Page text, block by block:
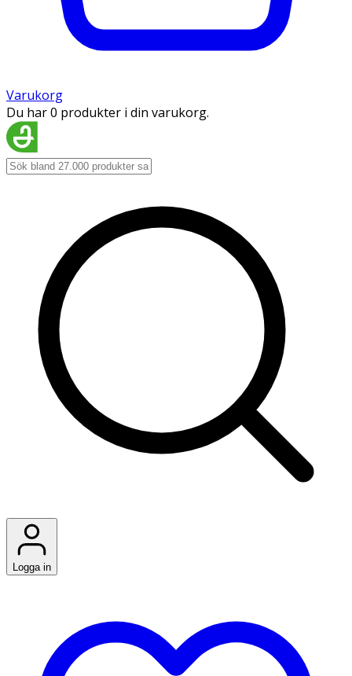
Varukorg
Du har 0 produkter i din varukorg.
Logga in